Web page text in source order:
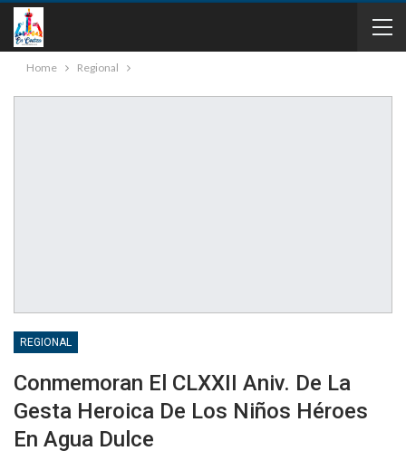
Home Regional
REGIONAL
Conmemoran El CLXXII Aniv. De La
Gesta Heroica De Los Niños Héroes
En Agua Dulce